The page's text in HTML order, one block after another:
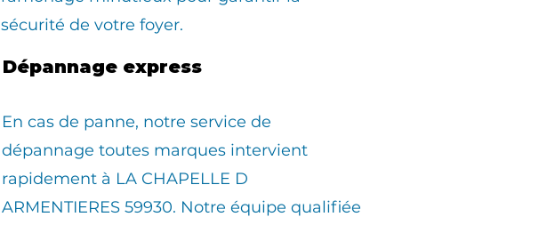
sécurité de votre foyer.
Dépannage express
En cas de panne, notre service de
dépannage toutes marques intervient
rapidement à LA CHAPELLE D
ARMENTIERES 59930. Notre équipe qualifiée